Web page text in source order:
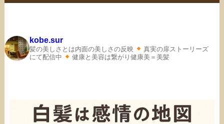
kobe.sur
髪の美しさとは内面の美しさの反映
真実の扉ストーリーズ
にて配信中
健康と美容は繋がり健康美＝美髪